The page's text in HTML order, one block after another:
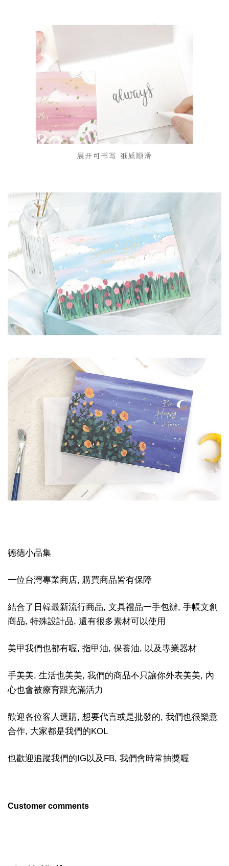
德德小品集
一位台灣專業商店, 購買商品皆有保障
結合了日韓最新流行商品, 文具禮品一手包辦, 手帳文創
商品, 特殊設計品, 還有很多素材可以使用
美甲我們也都有喔, 指甲油, 保養油, 以及專業器材
手美美, 生活也美美, 我們的商品不只讓你外表美美, 內
心也會被療育跟充滿活力
歡迎各位客人選購, 想要代言或是批發的, 我們也很樂意
合作, 大家都是我們的KOL
也歡迎追蹤我們的IG以及FB, 我們會時常抽獎喔
Customer comments